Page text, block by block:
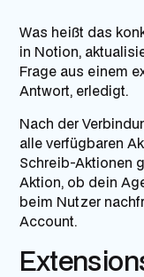
Was heißt das
in Notion,
Frage aus einem
Antwort, erledigt.
Nach der
alle verfügbaren
Schreib-Aktionen
Aktion, ob dein
beim Nutzer
Account.